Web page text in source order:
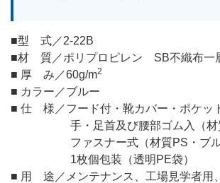
■型 式／2-22B
■材 質／ポリプロピレン SB不織布一
■ 厚 み／60g/m2
■ カラー／ブルー
■ 仕 様／フード付・靴カバー・ポケッ
手・足首及び腰部ゴム入（材質
ファスナー式（材質PS・ブル
1枚個包装（透明PE袋）
■ 用 途／メンテナンス、工場見学者用